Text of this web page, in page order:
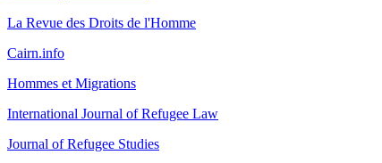
La Revue des Droits de l'Homme
Cairn.info
Hommes et Migrations
International Journal of Refugee Law
Journal of Refugee Studies